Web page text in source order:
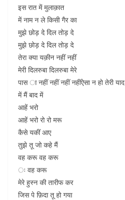
इस रात में मुलाक़ात
में नाम न ले किसी गैर का
मुझे छोड़ दे दिल तोड़ दे
मुझे छोड़ दे दिल तोड़ दे
तेरा क्या यक़ीन नहीं नहीं
मेरी दिलरुबा दिलरुबा मेरे
पास ा नहीं नहीं नहीं नहींऐसा न हो तेरी याद
में मैं बाद में
आहें भरो
आहें भरो रो रो मरू
कैसे यकीं आए
तुझे तू जो कहे मैं
वह करू वह करू
ः वह करू
मेरे हुस्न की तारीफ कर
जिस पे फ़िदा तू हो गया